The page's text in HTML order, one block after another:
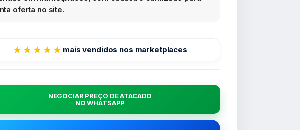
oferta no site.
★★★★★ mais vendidos nos marketplaces
NEGOCIAR PREÇO DE ATACADO
NO WHATSAPP